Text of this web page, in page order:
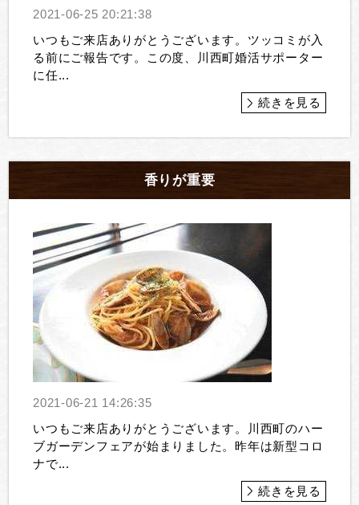
2021-06-25 20:21:38
いつもご来店ありがとうございます。ツッコミが入
る前にご報告です。この度、川西町婚活サポーター
に任...
続きを見る
香りが重要
2021-06-21 14:26:35
いつもご来店ありがとうございます。川西町のハー
ブガーデンフェアが始まりました。昨年は新型コロ
ナで...
続きを見る